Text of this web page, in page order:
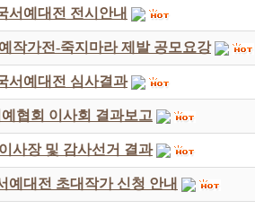
서예대전 전시안내
작가전-죽지마라 제발 공모요강
서예대전 심사결과
협회 이사회 결과보고
사장 및 감사선거 결과
예대전 초대작가 신청 안내